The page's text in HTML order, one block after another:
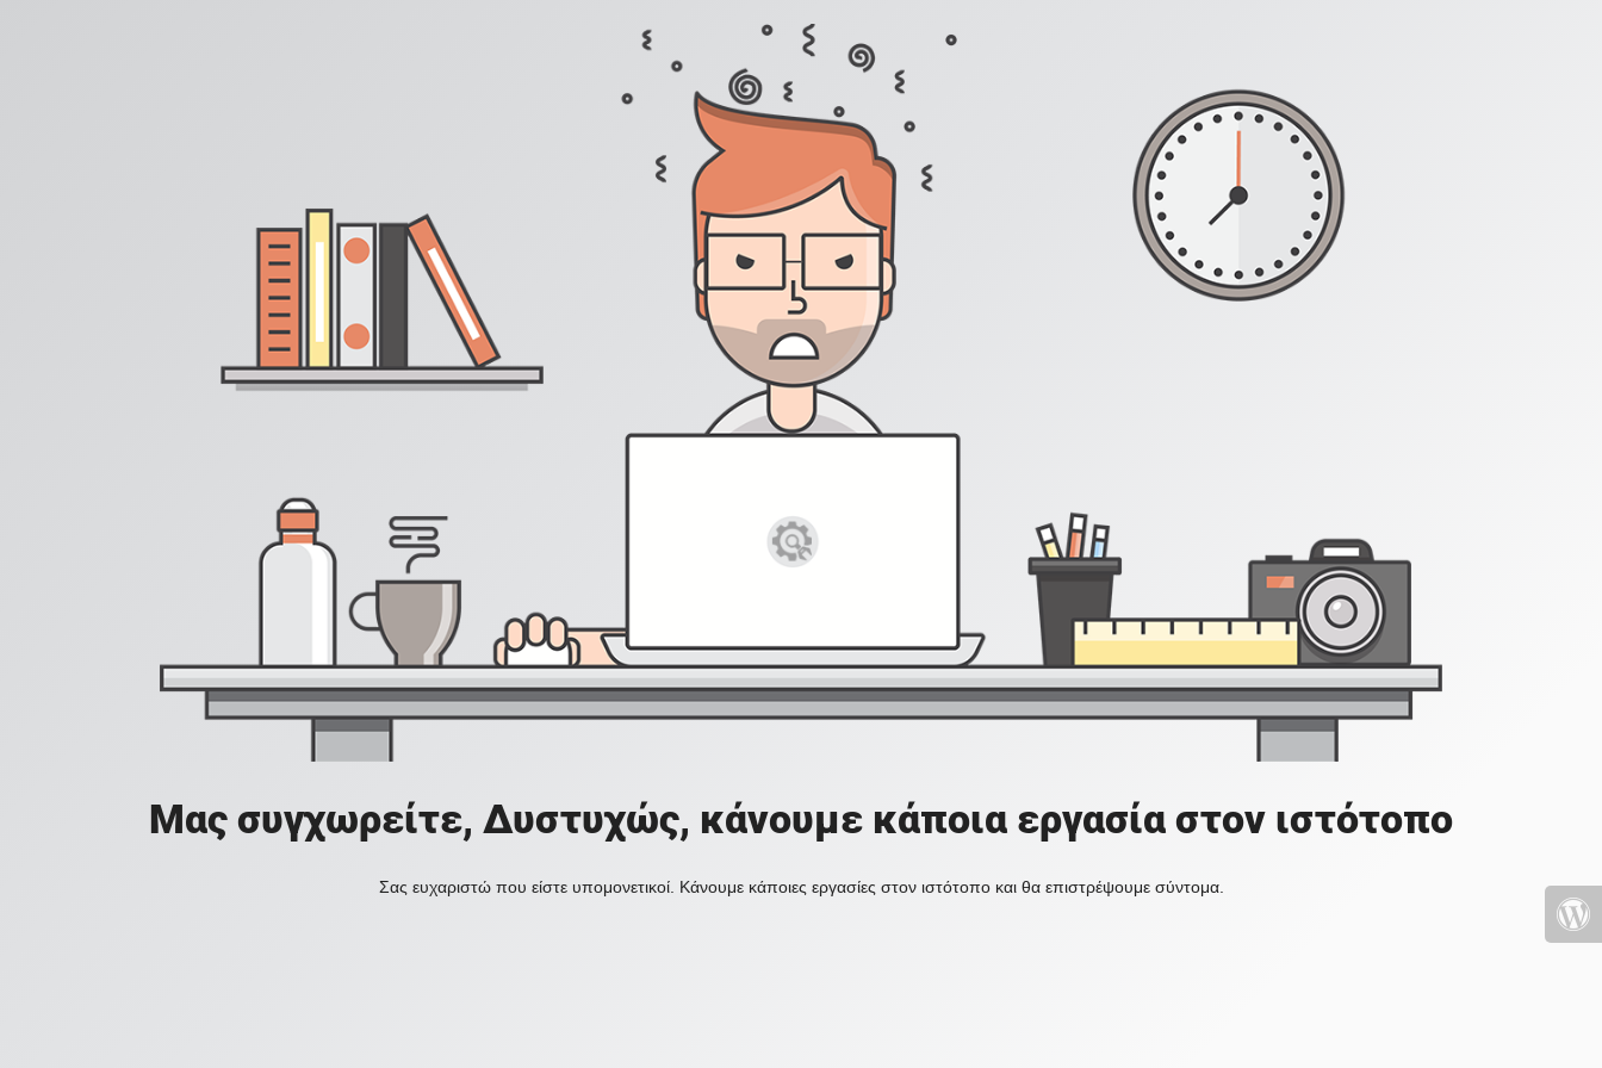
Μας συγχωρείτε, Δυστυχώς, κάνουμε κάποια εργασία στον ιστότοπο
Σας ευχαριστώ που είστε υπομονετικοί. Κάνουμε κάποιες εργασίες στον ιστότοπο και θα επιστρέψουμε σύντομα.